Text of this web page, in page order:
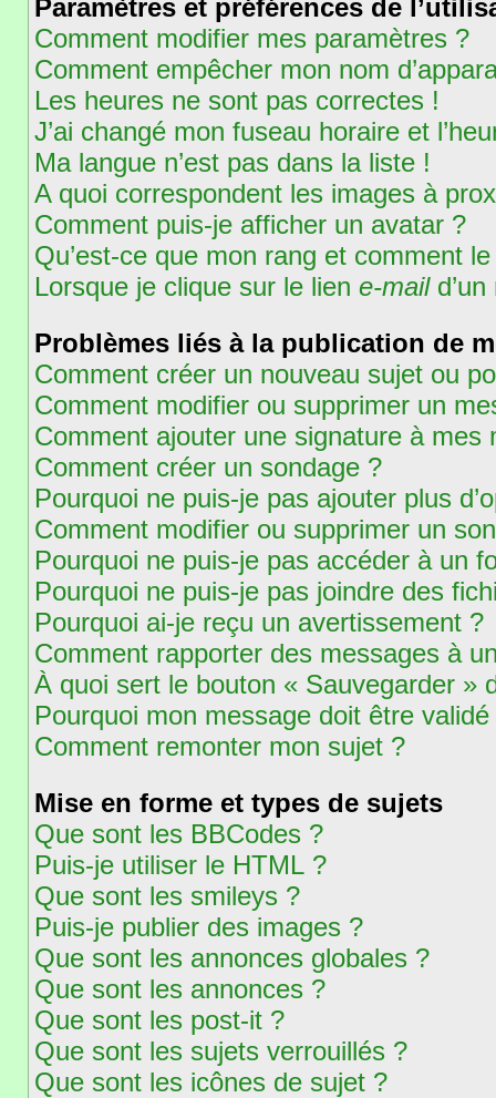
Paramètres et préférences de
Comment modifier mes paramètres ?
Comment empêcher mon nom
Les heures ne sont pas correctes !
J’ai changé mon fuseau horaire et
Ma langue n’est pas dans la liste !
A quoi correspondent les images à
Comment puis-je afficher un avatar ?
Qu’est-ce que mon rang et comment
Lorsque je clique sur le lien e-maild’un
Problèmes liés à la publication de
Comment créer un nouveau sujet ou
Comment modifier ou supprimer un
Comment ajouter une signature à mes
Comment créer un sondage ?
Pourquoi ne puis-je pas ajouter plus
Comment modifier ou supprimer un
Pourquoi ne puis-je pas accéder à un
Pourquoi ne puis-je pas joindre des
Pourquoi ai-je reçu un avertissement ?
Comment rapporter des messages à
À quoi sert le bouton « Sauvegarder »
Pourquoi mon message doit être validé
Comment remonter mon sujet ?
Mise en forme et types de sujets
Que sont les BBCodes ?
Puis-je utiliser le HTML ?
Que sont les smileys ?
Puis-je publier des images ?
Que sont les annonces globales ?
Que sont les annonces ?
Que sont les post-it ?
Que sont les sujets verrouillés ?
Que sont les icônes de sujet ?